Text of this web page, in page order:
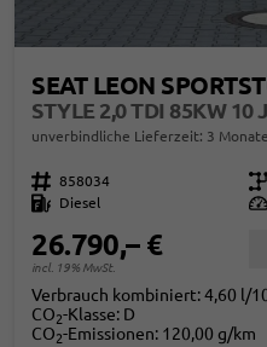
SEAT LEON
STYLE 2,0 TDI 85KW 10
unverbindliche Lieferzeit: 3 Monate
Fahrzeugnr. 858034 Getriebe
Kraftstoff
Diesel Leistung
26.790,– €
incl. 19% MwSt.
Verbrauch kombiniert:4,60 l/
CO2-Klasse: D
CO2-Emissionen: 120,00 g/km